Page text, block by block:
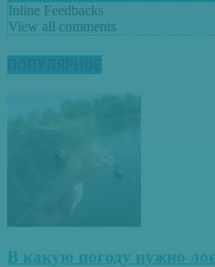
Inline Feedbacks
View all comments
ПОПУЛЯРНОЕ
В какую погоду нужно